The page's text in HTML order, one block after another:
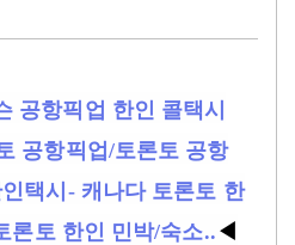
공항픽업 한인 콜택시
공항픽업/토론토 공항
택시- 캐나다 토론토 한
론토 한인 민박/숙소.. ◀